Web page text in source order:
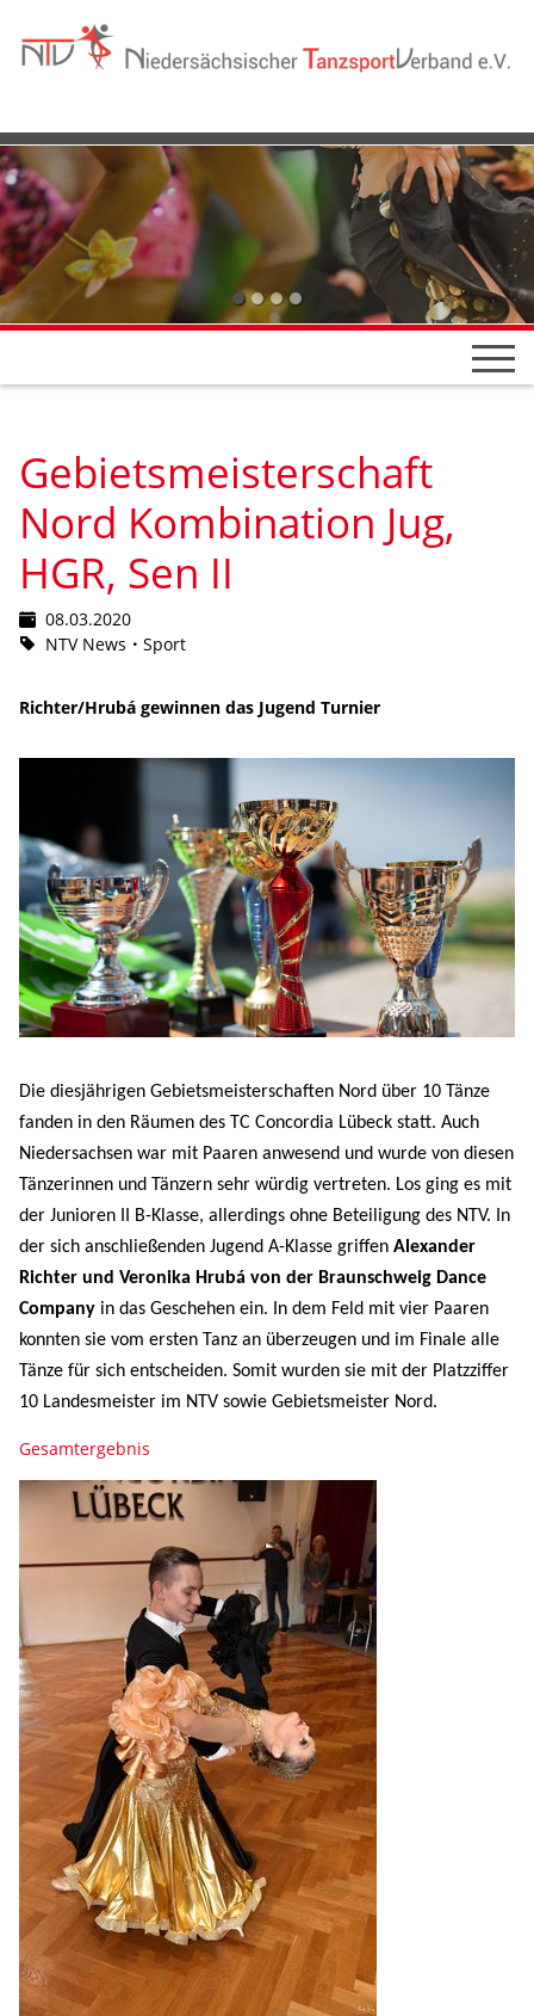
Nord Kombination Jug,
HGR, Sen II
08.03.2020
NTV News
Sport
Richter/Hrubá gewinnen das Jugend Turnier
Die diesjährigen Gebietsmeisterschaften Nord über 10 Tänze
fanden in den Räumen des TC Concordia Lübeck statt. Auch
Niedersachsen war mit Paaren anwesend und wurde von diesen
der Junioren II B-Klasse, allerdings ohne Beteiligung des NTV. In
der sich anschließenden Jugend A-Klasse griffen Alexander
Richter und Veronika Hrubá von der Braunschweig Dance
Companyin das Geschehen ein. In dem Feld mit vier Paaren
konnten sie vom ersten Tanz an überzeugen und im Finale alle
Tänze für sich entscheiden. Somit wurden sie mit der Platzziffer
10 Landesmeister im NTV sowie Gebietsmeister Nord.
Gesamtergebnis
In der Hauptgruppe S gingen sechs Paare an den Start und
schon in der Vorrunde Standard wurde klar, dass es sehr
interessant werden würde. Auch in diesem Turnier starteten